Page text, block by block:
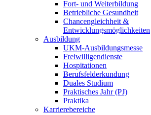
Fort- und Weiterbildung
Betriebliche Gesundheit
Chancengleichheit &
Entwicklungsmöglichkeiten
Ausbildung
UKM-Ausbildungsmesse
Freiwilligendienste
Hospitationen
Berufsfelderkundung
Duales Studium
Praktisches Jahr (PJ)
Praktika
Karrierebereiche